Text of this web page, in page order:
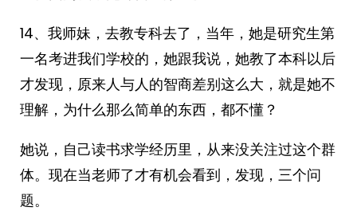
14、我师妹，去教专科去了，当年，她是研究生第
一名考进我们学校的，她跟我说，她教了本科以后
才发现，原来人与人的智商差别这么大，就是她不
理解，为什么那么简单的东西，都不懂？
她说，自己读书求学经历里，从来没关注过这个群
体。现在当老师了才有机会看到，发现，三个问
题。